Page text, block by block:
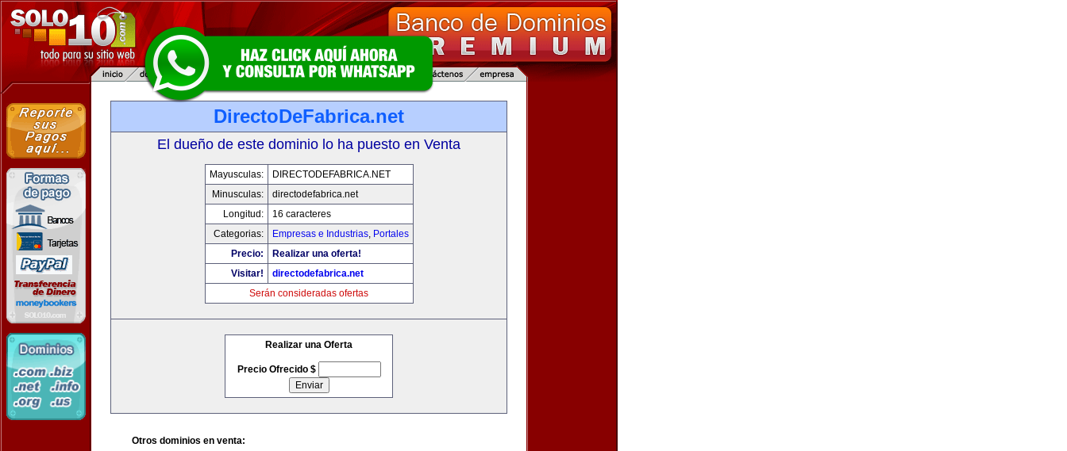
DirectoDeFabrica.net
El dueño de este dominio lo ha puesto en Venta
Mayusculas:
DIRECTODEFABRICA.NET
Minusculas:
directodefabrica.net
Longitud:
16 caracteres
Categorias:
Empresas e Industrias, Portales
Precio:
Realizar una oferta!
Visitar!
directodefabrica.net
Serán consideradas ofertas
Realizar una Oferta
Precio Ofrecido $
Otros dominios en venta: